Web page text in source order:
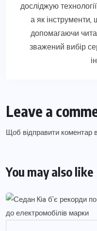
досліджую
а як інструменти,
допомагаючи
зважений вибір
Leave a
Щоб відправити коментар
You may also like